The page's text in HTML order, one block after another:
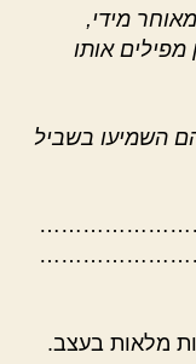
מידי,
מפילים אותו
השמיעו בשביל
מלאות בעצב.